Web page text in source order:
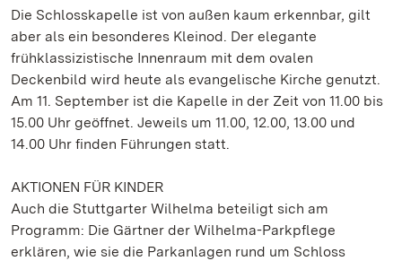
Die Schlosskapelle ist von außen kaum erkennbar, gilt
aber als ein besonderes Kleinod. Der elegante
frühklassizistische Innenraum mit dem ovalen
Deckenbild wird heute als evangelische Kirche genutzt.
Am 11. September ist die Kapelle in der Zeit von 11.00 bis
15.00 Uhr geöffnet. Jeweils um 11.00, 12.00, 13.00 und
14.00 Uhr finden Führungen statt.
AKTIONEN FÜR KINDER
Auch die Stuttgarter Wilhelma beteiligt sich am
Programm: Die Gärtner der Wilhelma-Parkpflege
erklären, wie sie die Parkanlagen rund um Schloss